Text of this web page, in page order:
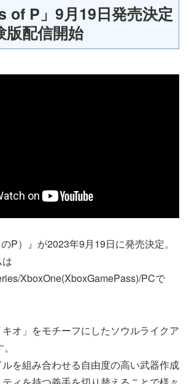
of P」9月19日発売決定
版配信開始
P）』が2023年9月19日に発売決定。
XboxOne(XboxGamePass)/PCで
オ」をモチーフにしたソウルライクア
を組み合わせる自由度の高い武器作成